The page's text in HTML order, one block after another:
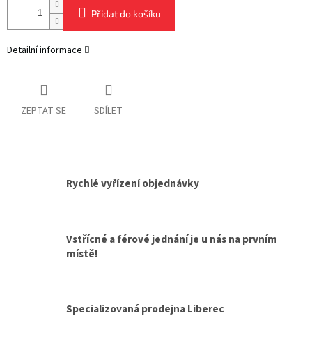
Přidat do košíku
Detailní informace
ZEPTAT SE SDÍLET
Rychlé vyřízení objednávky
Vstřícné a férové jednání je u nás na prvním
místě!
Specializovaná prodejna Liberec